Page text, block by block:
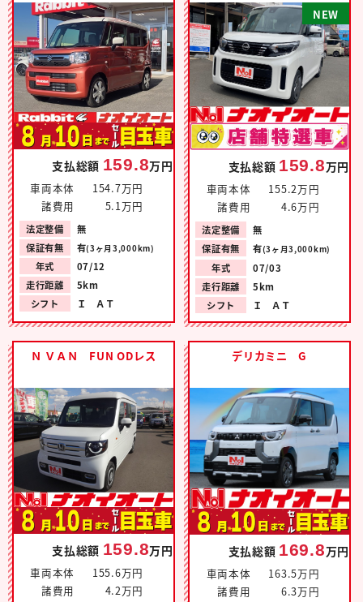
支払総額 159.8万円
車両本体
154.7万円
諸費用
5.1万円
法定整備
無
保証有無
有(3ヶ月3,000km)
年式
07/12
走行距離
5km
シフト
Ｉ ＡＴ
NE W
支払総額 159.8万円
車両本体
155.2万円
諸費用
4.6万円
法定整備
無
保証有無
有(3ヶ月3,000km)
年式
07/03
走行距離
5km
シフト
Ｉ ＡＴ
Ｎ ＶＡＮ FUN ODレス
支払総額 159.8万円
車両本体
155.6万円
諸費用
4.2万円
デリカミニ G
支払総額 169.8万円
車両本体
163.5万円
諸費用
6.3万円